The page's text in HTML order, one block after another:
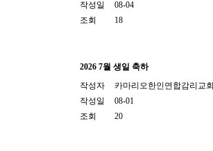
작성일
08-04
조회
18
2026 7월 생일 축하
작성자
카마리오한인연합감리교회
작성일
08-01
조회
20